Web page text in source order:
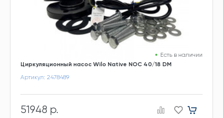
Есть в наличии
Циркуляционный насос Wilo Native NOC 40/18 DM
Артикул: 2478489
51948 р.